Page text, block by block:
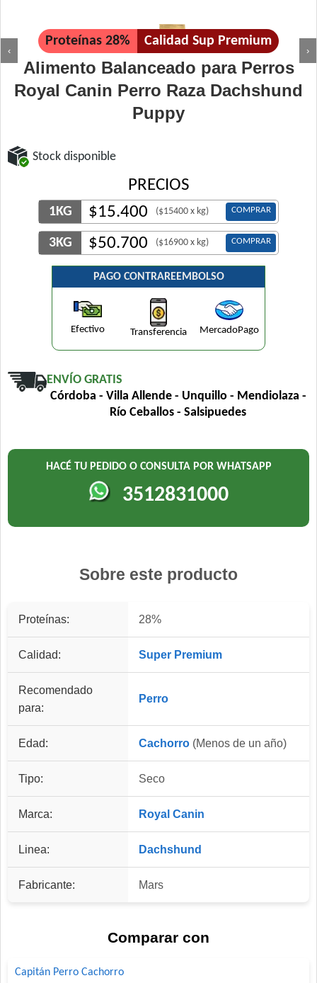
‹ ›
Proteínas 28% Calidad Sup Premium
Alimento Balanceado para Perros
Royal Canin Perro Raza Dachshund
Puppy
Stock disponible
PRECIOS
1KG $15.400 ($15400 x kg) COMPRAR
3KG $50.700 ($16900 x kg) COMPRAR
PAGO CONTRAREEMBOLSO
Efectivo Transferencia MercadoPago
ENVÍO GRATIS
Córdoba - Villa Allende - Unquillo - Mendiolaza -
Río Ceballos - Salsipuedes
HACÉ TU PEDIDO O CONSULTA POR WHATSAPP
3512831000
Sobre este producto
Proteínas: 28%
Calidad: Super Premium
Recomendado
para:
Perro
Edad: Cachorro (Menos de un año)
Tipo: Seco
Marca: Royal Canin
Linea: Dachshund
Fabricante: Mars
Comparar con
Capitán Perro Cachorro